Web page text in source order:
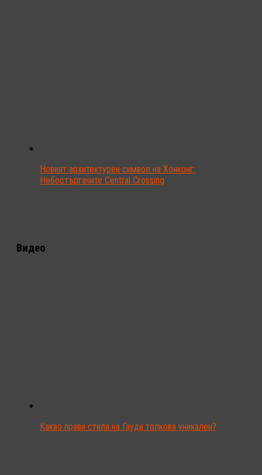
Новият архитектурен символ на Хонконг:
Небостъргачите Central Crossing
Видео
Какво прави стила на Гауди толкова уникален?